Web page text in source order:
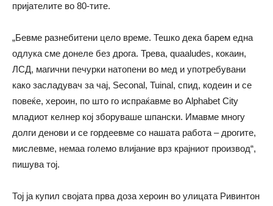
пријателите во 80-тите.
„Бевме разнебитени цело време. Тешко дека барем една
одлука сме донеле без дрога. Трева, quaaludes, кокаин,
ЛСД, магични печурки натопени во мед и употребувани
како засладувач за чај, Seconal, Tuinal, спид, кодеин и се
повеќе, хероин, по што го испраќавме во Alphabet City
младиот келнер кој зборуваше шпански. Имавме многу
долги денови и се гордеевме со нашата работа – дрогите,
мислевме, немаа големо влијание врз крајниот производ“,
пишува тој.
Тој ја купил својата прва доза хероин во улицата Ривинтон